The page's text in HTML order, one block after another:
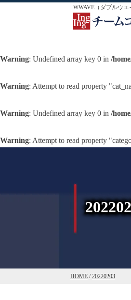
WWAVE（ダブルウ
Warning: Undefined array key 0 in /
Warning: Attempt to read property
Warning: Undefined array key 0 in /
Warning: Attempt to read property
HOME /20220203